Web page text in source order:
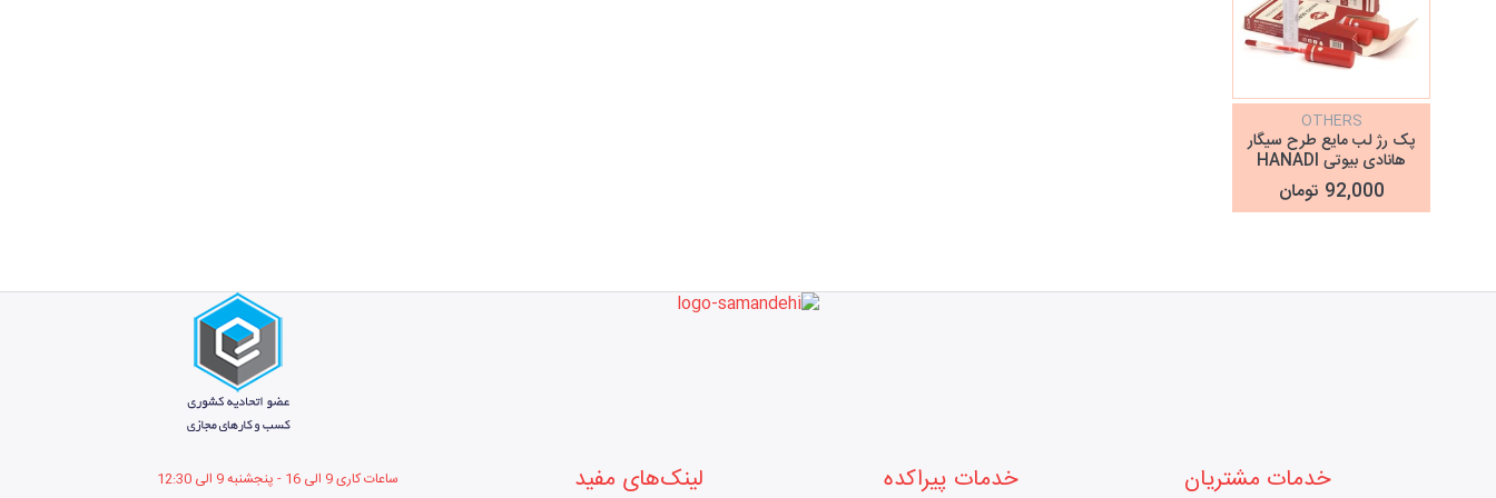
OTHERS
پک رژ لب مایع طرح سیگار
هانادی بیوتی HANADI
BEAUTY
92,000 تومان
خدمات مشتریان خدمات پیراکده لینک‌های مفید ساعات کاری 9 الی 16 - پنجشنبه 9 الی 12 :30